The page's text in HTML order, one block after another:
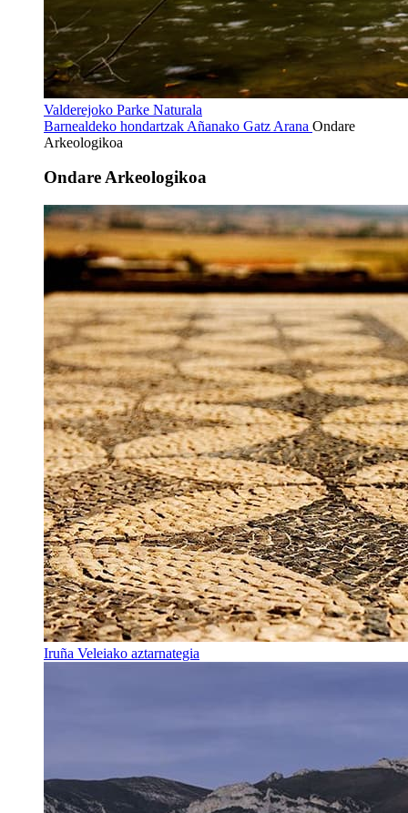
Valderejoko Parke Naturala
Barnealdeko hondartzak Añanako Gatz Arana Ondare
Arkeologikoa
Ondare Arkeologikoa
Iruña Veleiako aztarnategia